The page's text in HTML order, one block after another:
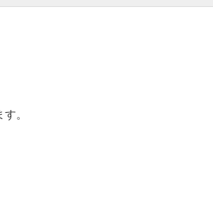
。